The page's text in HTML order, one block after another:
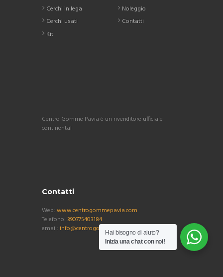
Cerchi in lega
Cerchi usati
Kit
Noleggio
Contatti
Centro Gomme Pavia è un rivenditore ufficiale
continental
Contatti
Web: www.centrogommepavia.com
Telefono: 390775403184
email: info@centrogommepavia.com
Hai bisogno di aiuto?
Inizia una chat con noi!